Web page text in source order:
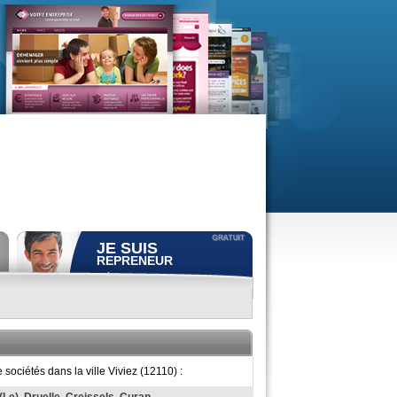
JE SUIS
REPRENEUR
Déposer gratuitementune
ACCÈS REPRENEUR
dans la ville Viviez (12110) :